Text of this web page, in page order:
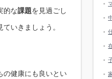
的な課題を見過ごし
いきましょう。
の健康にも良いとい